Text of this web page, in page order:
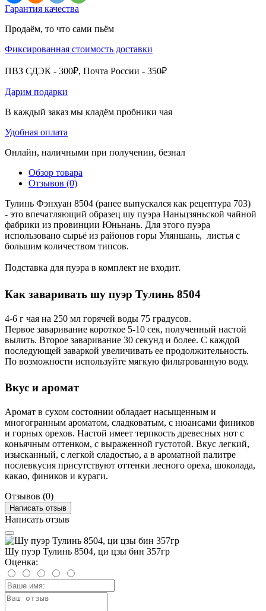
Гарантия качества
Продаём, то что сами пьём
Фиксированная стоимость доставки
ПВЗ СДЭК - 300₽, Почта России - 350₽
Дарим подарки
В каждый заказ мы кладём пробники чая
Удобная оплата
Онлайн, наличными при получении, безнал
Обзор товара
Отзывов (0)
Тулинь Фэнхуан 8504 (ранее выпускался как рецептура 703)
- это впечатляющий образец шу пуэра Наньцзяньской чайной
фабрики из провинции Юньнань. Для этого пуэра
использовано сырьё из районов горы Уляншань, листья с
большим количеством типсов.
Подставка для пуэра в комплект не входит.
Как заваривать шу пуэр Тулинь 8504
4-6 г чая на 250 мл горячей воды 75 градусов.
Первое заваривание короткое 5-10 сек, полученный настой
вылить. Второе заваривание 30 секунд и более. С каждой
последующей заваркой увеличивать ее продолжительность.
По возможности используйте мягкую фильтрованную воду.
Вкус и аромат
Аромат в сухом состоянии обладает насыщенным и
многогранным ароматом, сладковатым, с нюансами фиников
и горных орехов. Настой имеет терпкость древесных нот с
коньячным оттенком, с выраженной густотой. Вкус легкий,
изысканный, с легкой сладостью, а в ароматной палитре
послевкусия присутствуют оттенки лесного ореха, шоколада,
какао, фиников и кураги.
Отзывов (0)
Написать отзыв
Написать отзыв
Шу пуэр Тулинь 8504, ци цзы бин 357гр
Оценка: